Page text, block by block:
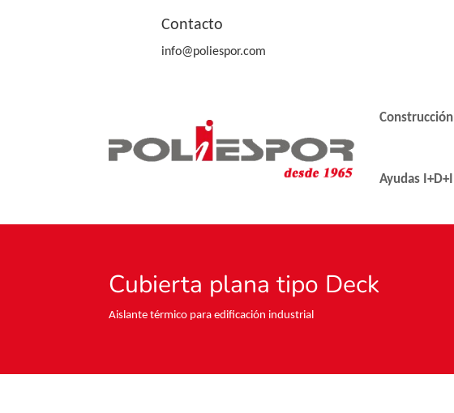
Contacto
info@poliespor.com
Construcción
Ayudas I+D+I
Cubierta plana tipo Deck
Aislante térmico para edificación industrial